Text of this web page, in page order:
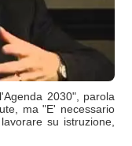
2030", parola
ma "E' necessario
su istruzione,